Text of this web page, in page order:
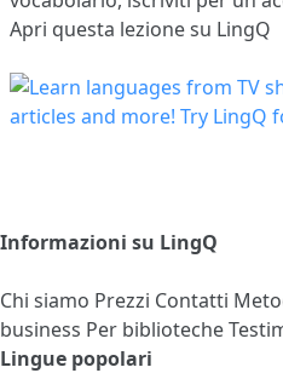
Apri questa lezione su LingQ
Informazioni su LingQ
Chi siamo Prezzi Contatti
business Per biblioteche
Lingue popolari